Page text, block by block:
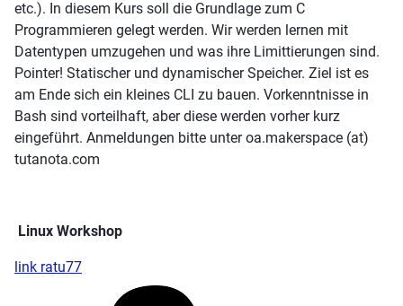
etc.). In diesem Kurs soll die Grundlage zum C
Programmieren gelegt werden. Wir werden lernen mit
Datentypen umzugehen und was ihre Limittierungen sind.
Pointer! Statischer und dynamischer Speicher. Ziel ist es
am Ende sich ein kleines CLI zu bauen. Vorkenntnisse in
Bash sind vorteilhaft, aber diese werden vorher kurz
eingeführt. Anmeldungen bitte unter oa.makerspace (at)
tutanota.com
Linux Workshop
link ratu77